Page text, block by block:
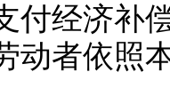
付经济补
者依照本